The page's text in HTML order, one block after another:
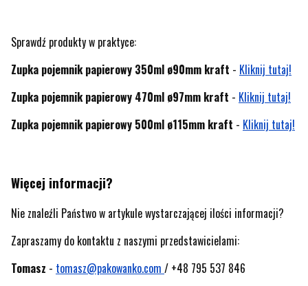
Sprawdź produkty w praktyce:
Zupka pojemnik papierowy 350ml ø90mm kraft - Kliknij tutaj!
Zupka pojemnik papierowy 470ml ø97mm kraft - Kliknij tutaj!
Zupka pojemnik papierowy 500ml ø115mm kraft - Kliknij tutaj!
Więcej informacji?
Nie znaleźli Państwo w artykule wystarczającej ilości informacji?
Zapraszamy do kontaktu z naszymi przedstawicielami:
Tomasz - tomasz@pakowanko.com / +48 795 537 846